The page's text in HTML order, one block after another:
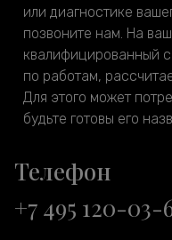
или диагностике
позвоните нам. На
квалифицированный
по работам,
Для этого может
будьте готовы его
Телефон
+7 495 120-03-